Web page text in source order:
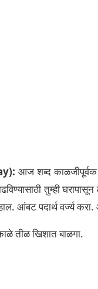
आज शब्द काळजीपूर्वक
तुम्ही
आंबट पदार्थ वर्ज्य
तीळ खिशात बाळगा.